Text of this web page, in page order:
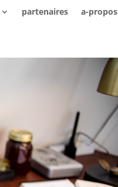
partenaires a-propos